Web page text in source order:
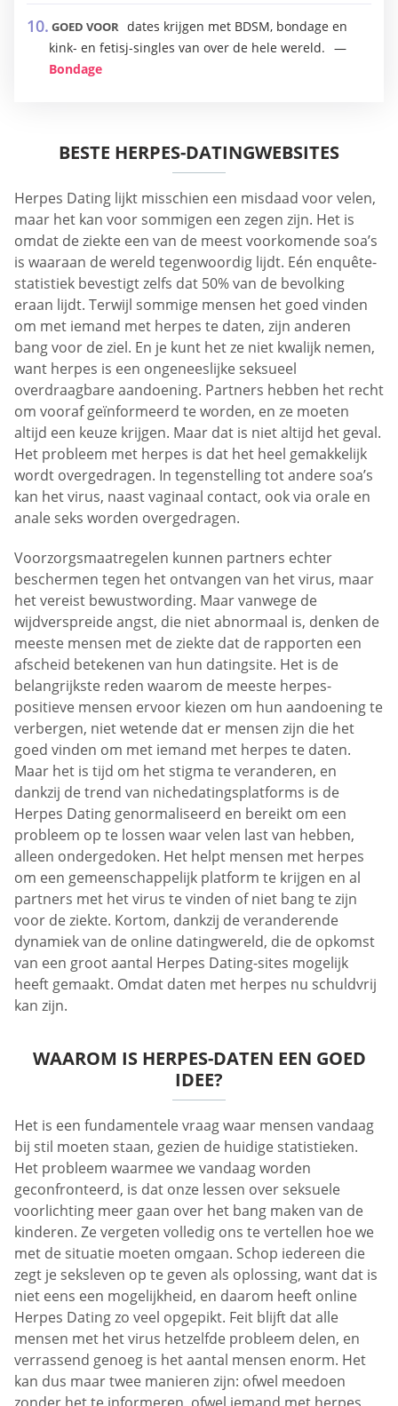
GOED VOOR dates krijgen met BDSM, bondage en
kink- en fetisj-singles van over de hele wereld.
Bondage
BESTE HERPES-DATINGWEBSITES
Herpes Dating lijkt misschien een misdaad voor velen,
maar het kan voor sommigen een zegen zijn. Het is
omdat de ziekte een van de meest voorkomende soa’s
is waaraan de wereld tegenwoordig lijdt. Eén enquête-
statistiek bevestigt zelfs dat 50% van de bevolking
eraan lijdt. Terwijl sommige mensen het goed vinden
om met iemand met herpes te daten, zijn anderen
bang voor de ziel. En je kunt het ze niet kwalijk nemen,
want herpes is een ongeneeslijke seksueel
overdraagbare aandoening. Partners hebben het recht
om vooraf geïnformeerd te worden, en ze moeten
altijd een keuze krijgen. Maar dat is niet altijd het geval.
Het probleem met herpes is dat het heel gemakkelijk
wordt overgedragen. In tegenstelling tot andere soa’s
kan het virus, naast vaginaal contact, ook via orale en
anale seks worden overgedragen.
Voorzorgsmaatregelen kunnen partners echter
beschermen tegen het ontvangen van het virus, maar
het vereist bewustwording. Maar vanwege de
wijdverspreide angst, die niet abnormaal is, denken de
meeste mensen met de ziekte dat de rapporten een
afscheid betekenen van hun datingsite. Het is de
belangrijkste reden waarom de meeste herpes-
positieve mensen ervoor kiezen om hun aandoening te
verbergen, niet wetende dat er mensen zijn die het
goed vinden om met iemand met herpes te daten.
Maar het is tijd om het stigma te veranderen, en
dankzij de trend van nichedatingsplatforms is de
Herpes Dating genormaliseerd en bereikt om een
probleem op te lossen waar velen last van hebben,
alleen ondergedoken. Het helpt mensen met herpes
om een gemeenschappelijk platform te krijgen en al
partners met het virus te vinden of niet bang te zijn
voor de ziekte. Kortom, dankzij de veranderende
dynamiek van de online datingwereld, die de opkomst
van een groot aantal Herpes Dating-sites mogelijk
heeft gemaakt. Omdat daten met herpes nu schuldvrij
kan zijn.
WAAROM IS HERPES-DATEN EEN GOED
IDEE?
Het is een fundamentele vraag waar mensen vandaag
bij stil moeten staan, gezien de huidige statistieken.
Het probleem waarmee we vandaag worden
geconfronteerd, is dat onze lessen over seksuele
voorlichting meer gaan over het bang maken van de
kinderen. Ze vergeten volledig ons te vertellen hoe we
met de situatie moeten omgaan. Schop iedereen die
zegt je seksleven op te geven als oplossing, want dat is
niet eens een mogelijkheid, en daarom heeft online
Herpes Dating zo veel opgepikt. Feit blijft dat alle
mensen met het virus hetzelfde probleem delen, en
verrassend genoeg is het aantal mensen enorm. Het
kan dus maar twee manieren zijn: ofwel meedoen